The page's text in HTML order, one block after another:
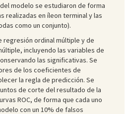
modelo se estudiaron de forma
realizadas en íleon terminal y las
como un conjunto).
regresión ordinal múltiple y de
incluyendo las variables de
las significativas. Se
de los coeficientes de
la regla de predicción. Se
de corte del resultado de la
ROC, de forma que cada uno
con un 10% de falsos